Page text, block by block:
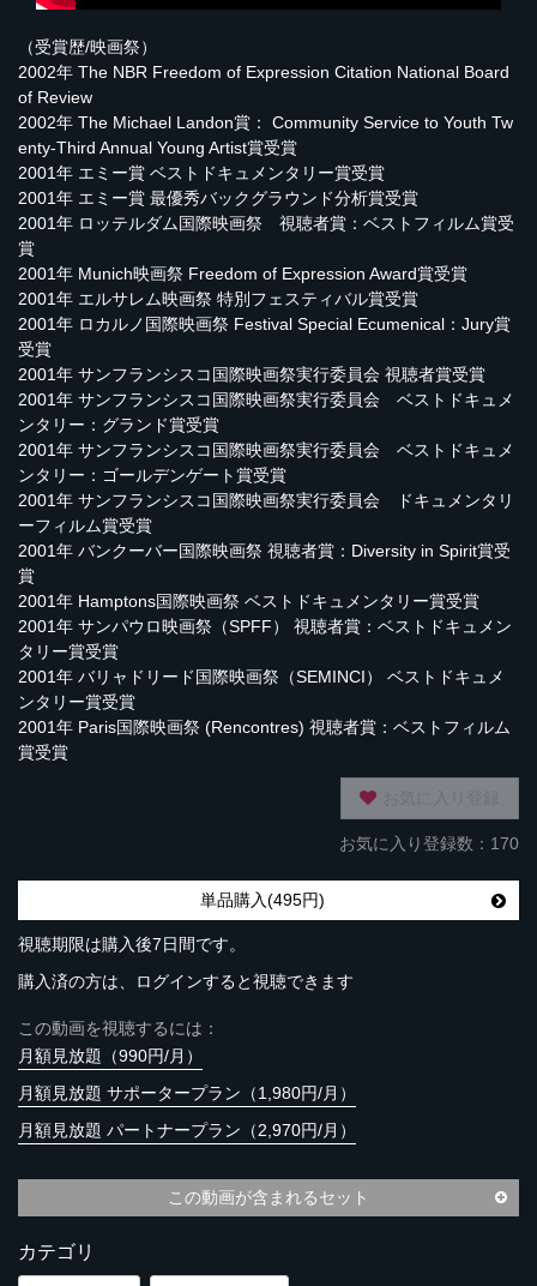
（受賞歴/映画祭）
2002年 The NBR Freedom of Expression Citation National Board
of Review
2002年 The Michael Landon賞： Community Service to Youth Tw
enty-Third Annual Young Artist賞受賞
2001年 エミー賞 ベストドキュメンタリー賞受賞
2001年 エミー賞 最優秀バックグラウンド分析賞受賞
2001年 ロッテルダム国際映画祭 視聴者賞：ベストフィルム賞受
賞
2001年 Munich映画祭 Freedom of Expression Award賞受賞
2001年 エルサレム映画祭 特別フェスティバル賞受賞
2001年 ロカルノ国際映画祭 Festival Special Ecumenical：Jury賞
受賞
2001年 サンフランシスコ国際映画祭実行委員会 視聴者賞受賞
2001年 サンフランシスコ国際映画祭実行委員会 ベストドキュメ
ンタリー：グランド賞受賞
2001年 サンフランシスコ国際映画祭実行委員会 ベストドキュメ
ンタリー：ゴールデンゲート賞受賞
2001年 サンフランシスコ国際映画祭実行委員会 ドキュメンタリ
ーフィルム賞受賞
2001年 バンクーバー国際映画祭 視聴者賞：Diversity in Spirit賞受
賞
2001年 Hamptons国際映画祭 ベストドキュメンタリー賞受賞
2001年 サンパウロ映画祭（SPFF） 視聴者賞：ベストドキュメン
タリー賞受賞
2001年 バリャドリード国際映画祭（SEMINCI） ベストドキュメ
ンタリー賞受賞
2001年 Paris国際映画祭 (Rencontres) 視聴者賞：ベストフィルム
賞受賞
お気に入り登録数：170
単品購入(495円)
視聴期限は購入後7日間です。
購入済の方は、ログインすると視聴できます
この動画を視聴するには：
月額見放題（990円/月）
月額見放題 サポータープラン（1,980円/月）
月額見放題 パートナープラン（2,970円/月）
この動画が含まれるセット
カテゴリ